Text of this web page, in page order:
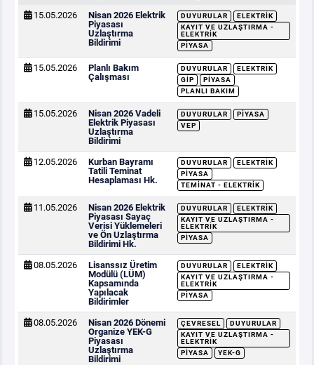
15.05.2026
Nisan 2026 Elektrik
Piyasası
Uzlaştırma
Bildirimi
DUYURULAR
ELEKTRIK
KAYIT VE UZLAŞTIRMA -
ELEKTRIK
PIYASA
15.05.2026
Planlı Bakım
Çalışması
DUYURULAR
ELEKTRIK
GİP
PIYASA
PLANLI BAKIM
15.05.2026
Nisan 2026 Vadeli
Elektrik Piyasası
Uzlaştırma
Bildirimi
DUYURULAR
PIYASA
VEP
12.05.2026
Kurban Bayramı
Tatili Teminat
Hesaplaması Hk.
DUYURULAR
ELEKTRIK
PIYASA
TEMINAT - ELEKTRIK
11.05.2026
Nisan 2026 Elektrik
Piyasası Sayaç
Verisi Yüklemeleri
ve Ön Uzlaştırma
Bildirimi Hk.
DUYURULAR
ELEKTRIK
KAYIT VE UZLAŞTIRMA -
ELEKTRIK
PIYASA
08.05.2026
Lisanssız Üretim
Modülü (LÜM)
Kapsamında
Yapılacak
Bildirimler
DUYURULAR
ELEKTRIK
KAYIT VE UZLAŞTIRMA -
ELEKTRIK
PIYASA
08.05.2026
Nisan 2026 Dönemi
Organize YEK-G
Piyasası
Uzlaştırma
Bildirimi
ÇEVRESEL
DUYURULAR
KAYIT VE UZLAŞTIRMA -
ELEKTRIK
PIYASA
YEK-G